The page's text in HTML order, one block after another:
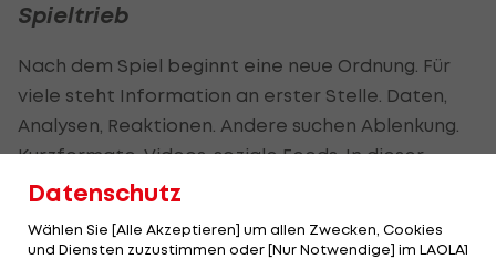
Spieltrieb
Nach dem Spiel beginnt eine neue Ordnung. Für
viele steht Information an erster Stelle. Daten,
Analysen, Reaktionen. Andere suchen Ablenkung.
Kurzformate, Videos, soziale Feeds. In dieser
Übergangsphase öffnen sich digitale Räume, die
aus seiner emotionalen Dynamik heraus genutzt
Datenschutz
Wählen Sie [Alle Akzeptieren] um allen Zwecken, Cookies
und Diensten zuzustimmen oder [Nur Notwendige] im LAOLA1